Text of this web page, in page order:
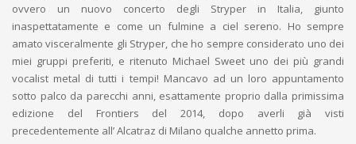
ovvero un nuovo concerto degli Stryper in Italia, giunto
inaspettatamente e come un fulmine a ciel sereno. Ho sempre
amato visceralmente gli Stryper, che ho sempre considerato uno dei
miei gruppi preferiti, e ritenuto Michael Sweet uno dei più grandi
vocalist metal di tutti i tempi! Mancavo ad un loro appuntamento
sotto palco da parecchi anni, esattamente proprio dalla primissima
edizione del Frontiers del 2014, dopo averli già visti
precedentemente all’ Alcatraz di Milano qualche annetto prima.